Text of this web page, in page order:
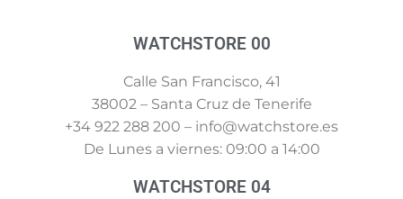
WATCHSTORE 00
Calle San Francisco, 41
38002 – Santa Cruz de Tenerife
+34 922 288 200 – info@watchstore.es
De Lunes a viernes: 09:00 a 14:00
WATCHSTORE 04